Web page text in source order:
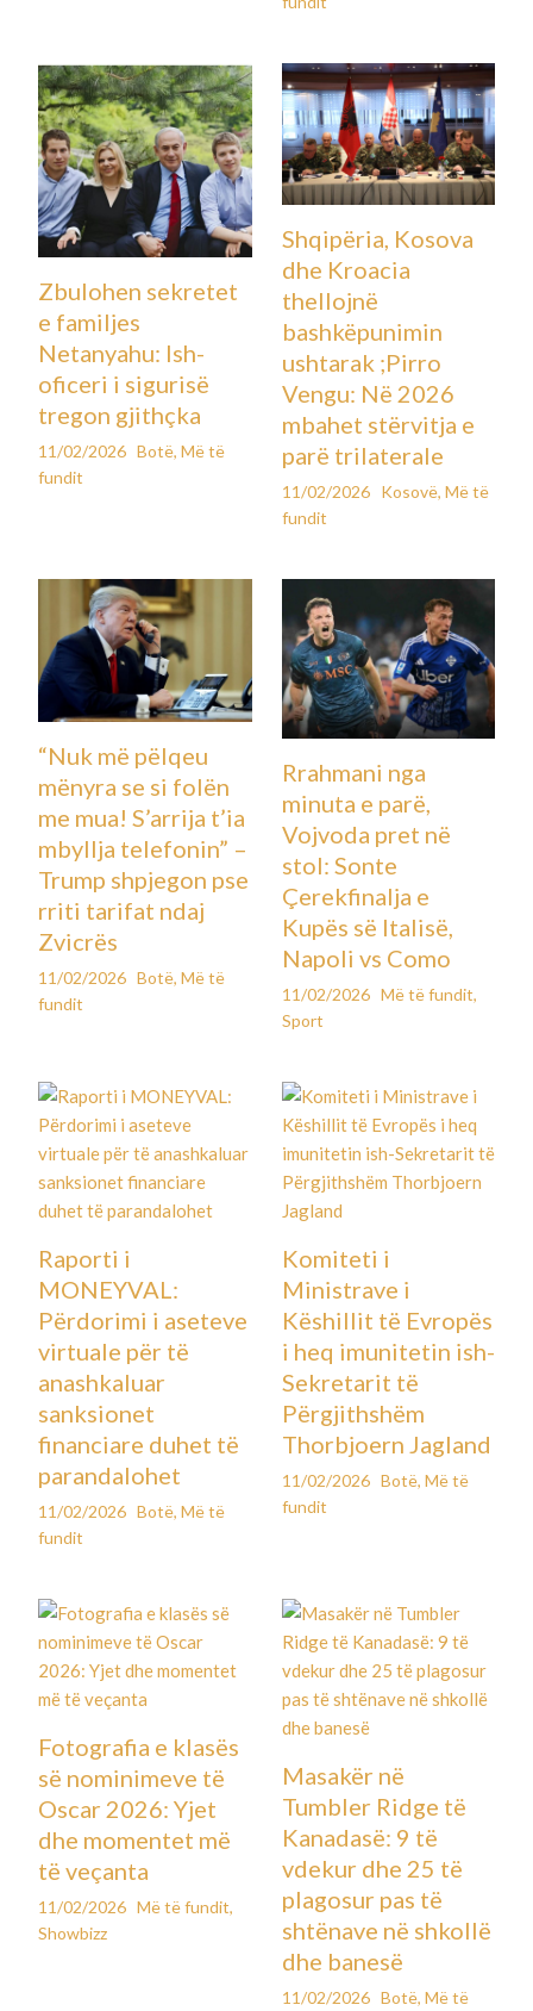
Zbulohen sekretet
e familjes
Netanyahu: Ish-
oficeri i sigurisë
tregon gjithçka
11/02/2026 Botë,Më të
fundit
Shqipëria, Kosova
dhe Kroacia
thellojnë
bashkëpunimin
ushtarak ;Pirro
Vengu: Në 2026
mbahet stërvitja e
parë trilaterale
11/02/2026 Kosovë, Më të
fundit
“Nuk më pëlqeu
mënyra se si folën
me mua! S’arrija t’ia
mbyllja telefonin” –
Trump shpjegon pse
rriti tarifat ndaj
Zvicrës
11/02/2026 Botë,Më të
fundit
Rrahmani nga
minuta e parë,
Vojvoda pret në
stol: Sonte
Çerekfinalja e
Kupës së Italisë,
Napoli vs Como
11/02/2026 Më të fundit,
Sport
Raporti i
MONEYVAL:
Përdorimi i aseteve
virtuale për të
anashkaluar
sanksionet
financiare duhet të
parandalohet
11/02/2026 Botë,Më të
fundit
Komiteti i
Ministrave i
Këshillit të Evropës
i heq imunitetin ish-
Sekretarit të
Përgjithshëm
Thorbjoern Jagland
11/02/2026 Botë, Më të
fundit
Fotografia e klasës
së nominimeve të
Oscar 2026: Yjet
dhe momentet më
të veçanta
11/02/2026 Më të fundit,
Showbizz
Masakër në
Tumbler Ridge të
Kanadasë: 9 të
vdekur dhe 25 të
plagosur pas të
shtënave në shkollë
dhe banesë
11/02/2026 Botë, Më të